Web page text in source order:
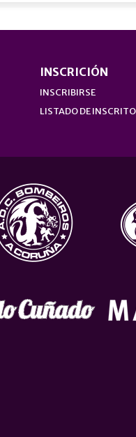
INSCRICIÓN
INSCRIBIRSE
LISTADO DE